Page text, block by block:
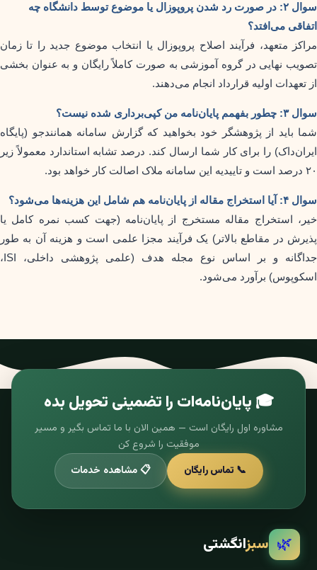
سوال ۲: در صورت رد شدن پروپوزال یا موضوع توسط دانشگاه چه
اتفاقی می‌افتد؟
مراکز متعهد، فرآیند اصلاح پروپوزال یا انتخاب موضوع جدید را تا زمان
تصویب نهایی در گروه آموزشی به صورت کاملاً رایگان و به عنوان بخشی
از تعهدات اولیه قرارداد انجام می‌دهند.
سوال ۳: چطور بفهمم پایان‌نامه من کپی‌برداری شده نیست؟
شما باید از پژوهشگر خود بخواهید که گزارش سامانه همانندجو (پایگاه
ایران‌داک) را برای کار شما ارسال کند. درصد تشابه استاندارد معمولاً زیر
۲۰ درصد است و تاییدیه این سامانه ملاک اصالت کار خواهد بود.
سوال ۴: آیا استخراج مقاله از پایان‌نامه هم شامل این هزینه‌ها می‌شود؟
خیر، استخراج مقاله مستخرج از پایان‌نامه (جهت کسب نمره کامل یا
پذیرش در مقاطع بالاتر) یک فرآیند مجزا علمی است و هزینه آن به طور
جداگانه و بر اساس نوع مجله هدف (علمی پژوهشی داخلی، ISI،
اسکوپوس) برآورد می‌شود.
🎓 پایان‌نامه‌ات را تضمینی تحویل بده
مشاوره اول رایگان است — همین الان با ما تماس بگیر و مسیر
موفقیت را شروع کن
📞 تماس رایگان
📋 مشاهده خدمات
🌿 سبزانگشتی